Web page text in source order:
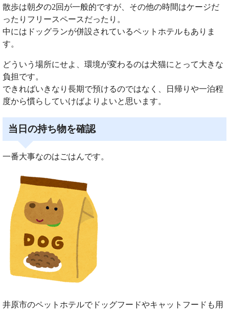
散歩は朝夕の2回が一般的ですが、その他の時間はケージだ
ったりフリースペースだったり。
中にはドッグランが併設されているペットホテルもありま
す。
どういう場所にせよ、環境が変わるのは犬猫にとって大きな
負担です。
できればいきなり長期で預けるのではなく、日帰りや一泊程
度から慣らしていけばよりよいと思います。
当日の持ち物を確認
一番大事なのはごはんです。
井原市のペットホテルでドッグフードやキャットフードも用